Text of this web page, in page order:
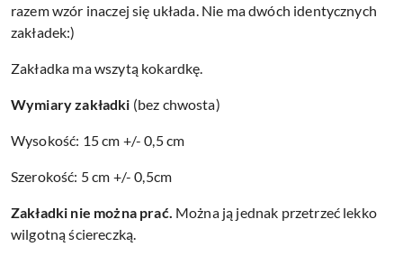
razem wzór inaczej się układa. Nie ma dwóch identycznych
zakładek:)
Zakładka ma wszytą kokardkę.
Wymiary zakładki (bez chwosta)
Wysokość: 15 cm +/- 0,5 cm
Szerokość: 5 cm +/- 0,5cm
Zakładki nie można prać. Można ją jednak przetrzeć lekko
wilgotną ściereczką.